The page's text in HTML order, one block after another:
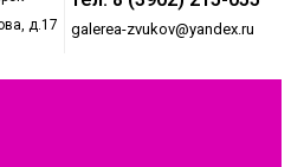
д.17
galerea-zvukov@yandex.ru